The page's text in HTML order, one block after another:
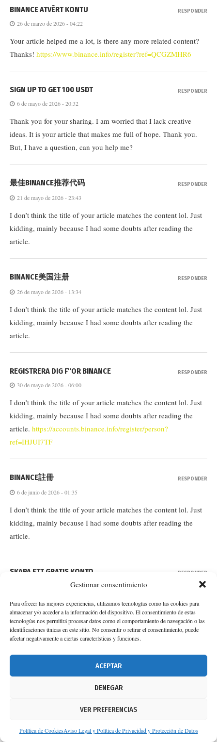
Gestionar consentimiento
Para ofrecer las mejores experiencias, utilizamos tecnologías como las cookies para
almacenar y/o acceder a la información del dispositivo. El consentimiento de estas
tecnologías nos permitirá procesar datos como el comportamiento de navegación o las
identificaciones únicas en este sitio. No consentir o retirar el consentimiento, puede
afectar negativamente a ciertas características y funciones.
ACEPTAR
DENEGAR
VER PREFERENCIAS
Política de CookiesAviso Legal y Política de Privacidad y Protección de Datos
BINANCE ATVĒRT KONTU
26 de marzo de 2026 - 04:22
Your article helped me a lot, is there any more related content?
Thanks! https://www.binance.info/register?ref=QCGZMHR6
RESPONDER
SIGN UP TO GET 100 USDT
6 de mayo de 2026 - 20:32
Thank you for your sharing. I am worried that I lack creative
ideas. It is your article that makes me full of hope. Thank you.
But, I have a question, can you help me?
RESPONDER
最佳BINANCE推荐代码
21 de mayo de 2026 - 23:43
I don’t think the title of your article matches the content lol. Just
kidding, mainly because I had some doubts after reading the
article.
RESPONDER
BINANCE美国注册
26 de mayo de 2026 - 13:34
I don’t think the title of your article matches the content lol. Just
kidding, mainly because I had some doubts after reading the
article.
RESPONDER
REGISTRERA DIG F"OR BINANCE
30 de mayo de 2026 - 06:00
I don’t think the title of your article matches the content lol. Just
kidding, mainly because I had some doubts after reading the
article. https://accounts.binance.info/register/person?
ref=IHJUI7TF
RESPONDER
BINANCE註冊
6 de junio de 2026 - 01:35
I don’t think the title of your article matches the content lol. Just
kidding, mainly because I had some doubts after reading the
article.
RESPONDER
SKAPA ETT GRATIS KONTO
6 de junio de 2026 - 23:08
Your article helped me a lot, is there any more related content?
Thanks!
RESPONDER
I don’t think the title of your article matches the content lol. Just